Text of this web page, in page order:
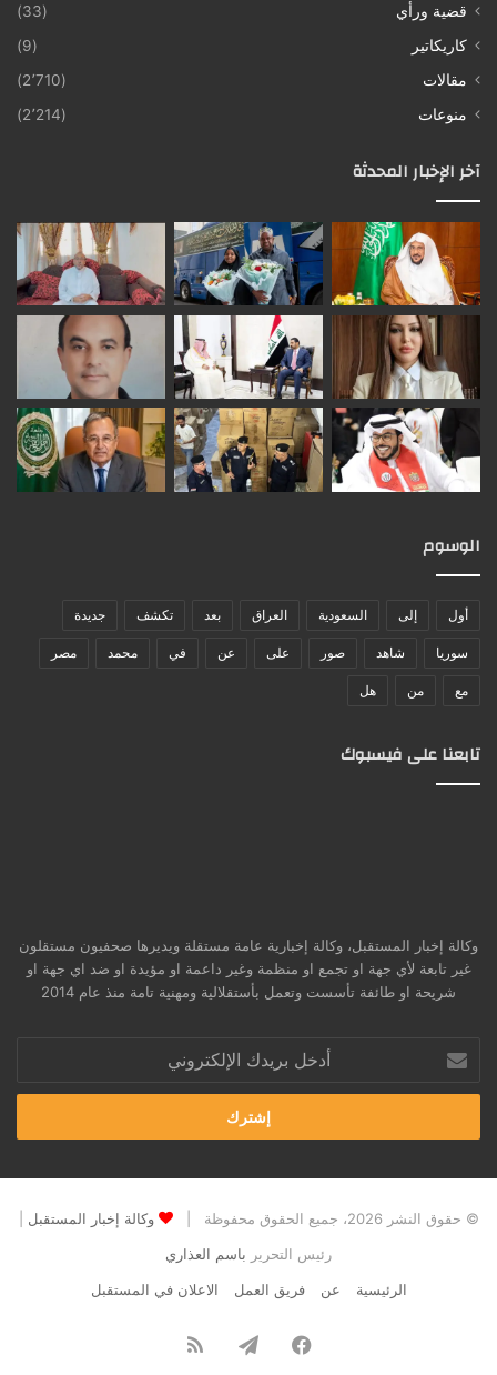
قضية ورأي
(33)
كاريكاتير
(9)
مقالات
(2٬710)
منوعات
(2٬214)
آخر الإخبار المحدثة
الوسوم
أول إلى السعودية العراق بعد تكشف جديدة
سوريا شاهد صور على عن في محمد مصر
مع من هل
تابعنا على فيسبوك
وكالة إخبار المستقبل، وكالة إخبارية عامة مستقلة ويديرها صحفيون مستقلون
غير تابعة لأي جهة او تجمع او منظمة وغير داعمة او مؤيدة او ضد اي جهة او
شريحة او طائفة تأسست وتعمل بأستقلالية ومهنية تامة منذ عام 2014
بريدك
الإلكتروني
© حقوق النشر 2026، جميع الحقوق محفوظة | وكالة إخبار المستقبل
رئيس التحرير باسم العذاري
الرئيسية
عن فريق العمل الاعلان في المستقبل
فيسبوكتيلقرامملخص